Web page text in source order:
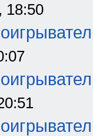
18:50